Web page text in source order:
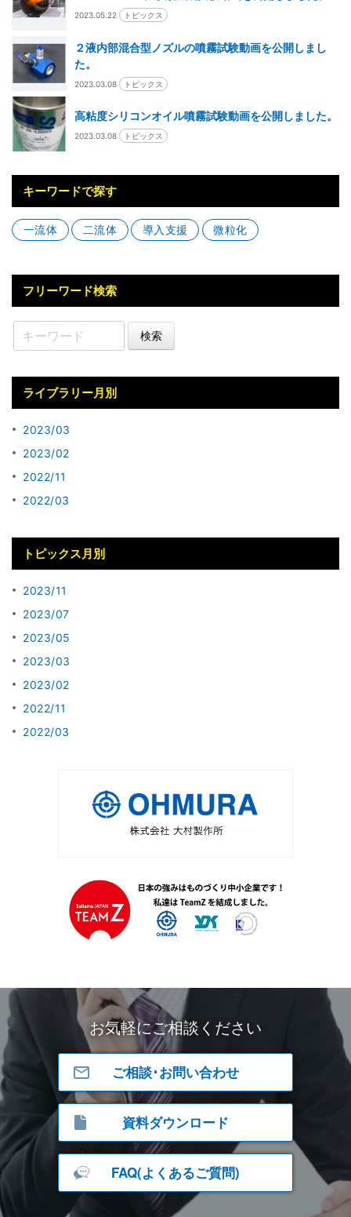
2023.05.22 トピックス
２液内部混合型ノズルの噴霧試験動画を公開しまし
た。
2023.03.08 トピックス
高粘度シリコンオイル噴霧試験動画を公開しました。
2023.03.08 トピックス
キーワードで探す
一流体 二流体 導⼊⽀援 微粒化
フリーワード検索
ライブラリー月別
2023/03
2023/02
2022/11
2022/03
トピックス月別
2023/11
2023/07
2023/05
2023/03
2023/02
2022/11
2022/03
お気軽にご相談ください
ご相談･お問い合わせ
資料ダウンロード
FAQ(よくあるご質問)